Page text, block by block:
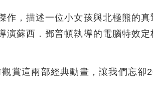
作，描述一位小女孩與北極熊的真
蘇西．鄧普頓執導的電腦特效定
賞這兩部經典動畫，讓我們忘卻